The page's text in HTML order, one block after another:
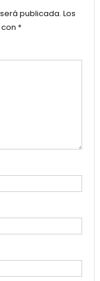
publicada. Los
*